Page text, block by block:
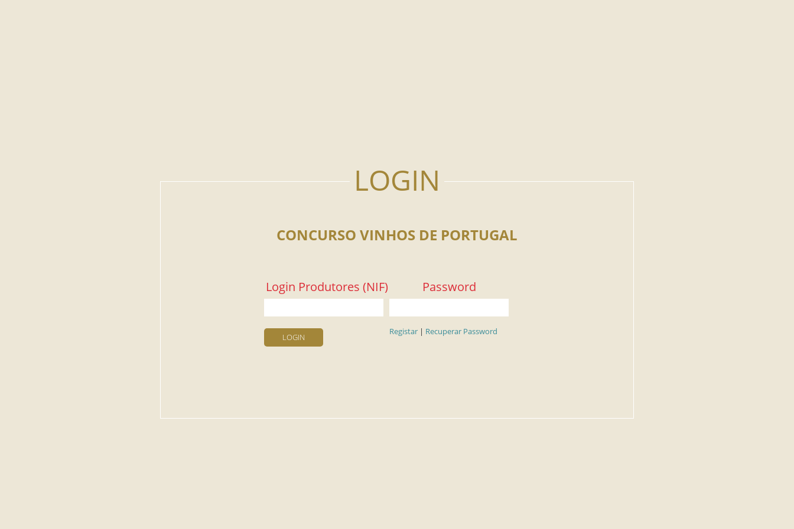
CONCURSO VINHOS DE PORTUGAL
Login Produtores (NIF) Password
LOGIN
Registar | Recuperar Password